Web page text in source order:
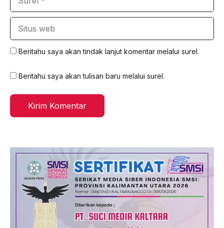
Beritahu saya akan tindak lanjut komentar melalui surel.
Beritahu saya akan tulisan baru melalui surel.